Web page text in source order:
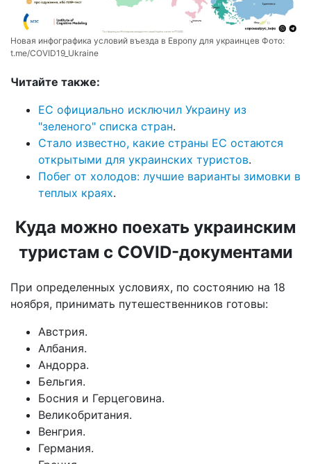
Новая инфографика условий въезда в Европу для украинцев Фото:
t.me/COVID19_Ukraine
Читайте также:
ЕС официально исключил Украину из
"зеленого" списка стран.
Стало известно, какие страны ЕС остаются
открытыми для украинских туристов.
Побег от холодов: лучшие варианты зимовки в
теплых краях.
Куда можно поехать украинским
туристам с COVID-документами
При определенных условиях, по состоянию на 18
ноября, принимать путешественников готовы:
Австрия.
Албания.
Андорра.
Бельгия.
Босния и Герцеговина.
Великобритания.
Венгрия.
Германия.